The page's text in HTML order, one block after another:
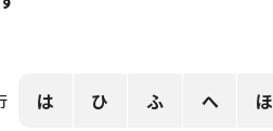
は ひ ふ へ ほ